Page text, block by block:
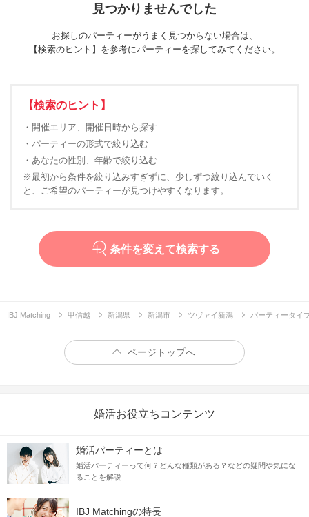
見つかりませんでした
お探しのパーティーがうまく見つからない場合は、
【検索のヒント】を参考にパーティーを探してみてください。
【検索のヒント】
・開催エリア、開催日時から探す
・パーティーの形式で絞り込む
・あなたの性別、年齢で絞り込む
※最初から条件を絞り込みすぎずに、少しずつ絞り込んでいく
と、ご希望のパーティーが見つけやすくなります。
条件を変えて検索する
IBJ Matching 甲信越 新潟県 新潟市 ツヴァイ新潟 パーティータイ
ページトップへ
婚活お役立ちコンテンツ
婚活パーティーとは
婚活パーティーって何？どんな種類がある？などの疑問や気にな
ることを解説
IBJ Matchingの特長